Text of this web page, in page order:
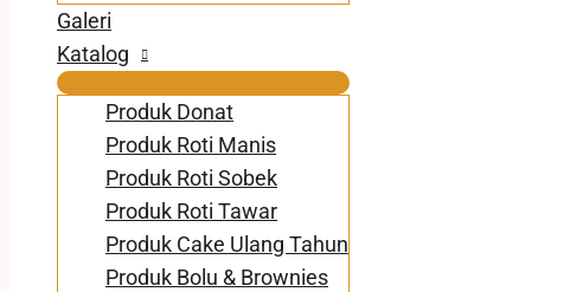
Galeri
Katalog
Produk Donat
Produk Roti Manis
Produk Roti Sobek
Produk Roti Tawar
Produk Cake Ulang Tahun
Produk Bolu & Brownies